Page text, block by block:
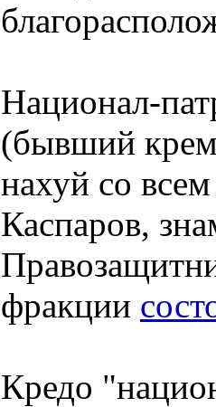
Национал-
(бывший
нахуй со
Каспаров,
фракции
Кредо